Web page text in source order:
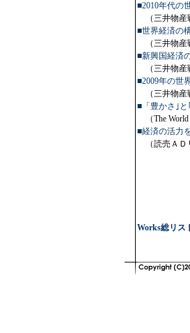
■2010年代の
（三井物産
■世界経済の
（三井物産
■新興国経済
（三井物産
■2009年の世
（三井物産
■「豊かさ｣
（The World
■経済の活力
（読売ＡＤ
Works総リス